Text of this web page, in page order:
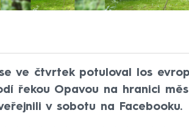
ve čtvrtek potuloval los
řekou Opavou na hranici
v sobotu na Facebooku.